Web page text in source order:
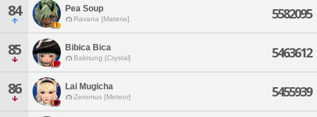
84 Pea Soup
Ravana [Materia] 5582095
85 Bibica Bica
Balmung [Crystal] 5463612
86 Lai Mugicha
Zeromus [Meteor] 5455939